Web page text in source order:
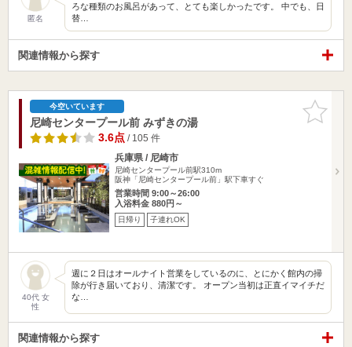
匿名
ろな種類のお風呂があって、とても楽しかったです。 中でも、日
替…
関連情報から探す
お気に入
りに追加
今空いています
尼崎センタープール前 みずきの湯
3.6点/ 105 件
兵庫県 / 尼崎市
尼崎センタープール前駅310m
阪神「尼崎センタープール前」駅下車すぐ
営業時間 9:00～26:00
入浴料金 880円～
日帰り 子連れOK
40代 女
性
週に２日はオールナイト営業をしているのに、とにかく館内の掃
除が行き届いており、清潔です。 オープン当初は正直イマイチだ
な…
関連情報から探す